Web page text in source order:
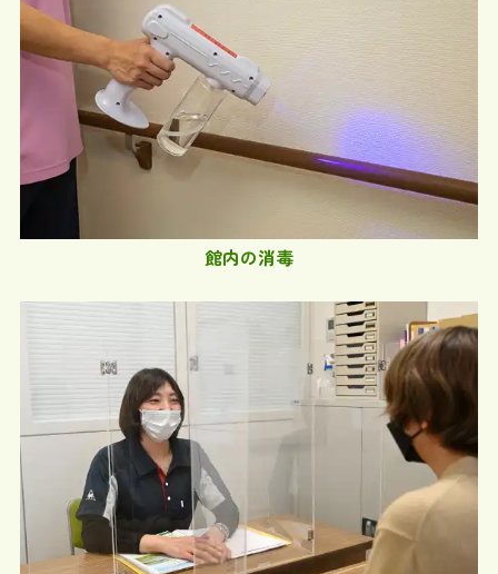
館内の消毒